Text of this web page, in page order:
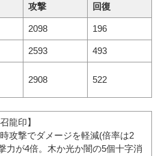
攻撃 回復
2098 196
2593 493
2908 522
龍印】
攻撃でダメージを軽減(倍率は2
力が4倍。木か光か闇の5個十字消